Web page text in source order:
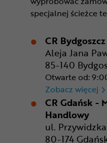
specjalnej ścieżce
CR
Aleja Jana
85-140
Otwarte od:
Zobacz więcej
CR Gdańsk -
Handlowy
ul.
80-174